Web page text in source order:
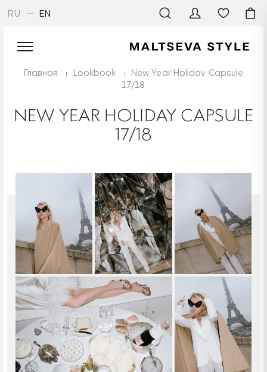
RU EN
Главная Lookbook
New Year Holiday Capsule
17/18
NEW YEAR HOLIDAY CAPSULE
17/18